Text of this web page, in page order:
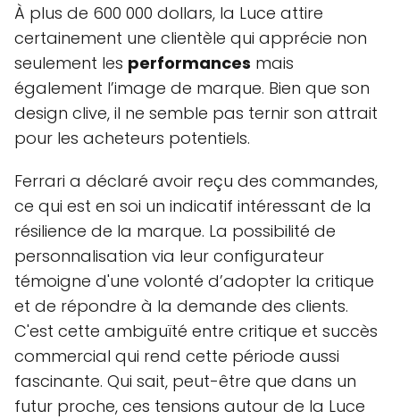
À plus de 600 000 dollars, la Luce attire
certainement une clientèle qui apprécie non
seulement les performances mais
également l’image de marque. Bien que son
design clive, il ne semble pas ternir son attrait
pour les acheteurs potentiels.
Ferrari a déclaré avoir reçu des commandes,
ce qui est en soi un indicatif intéressant de la
résilience de la marque. La possibilité de
personnalisation via leur configurateur
témoigne d'une volonté d’adopter la critique
et de répondre à la demande des clients.
C'est cette ambiguïté entre critique et succès
commercial qui rend cette période aussi
fascinante. Qui sait, peut-être que dans un
futur proche, ces tensions autour de la Luce